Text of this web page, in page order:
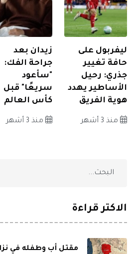
ليفربول على
حافة تغيير
جذري: رحيل
الأساطير يهدد
هوية الفريق
منذ 3 أشهر
زيدان بعد
جراحة الفك:
"سأعود
سريعًا" قبل
كأس العالم
منذ 3 أشهر
الاكثر قراءة
مقتل أب وطفله في